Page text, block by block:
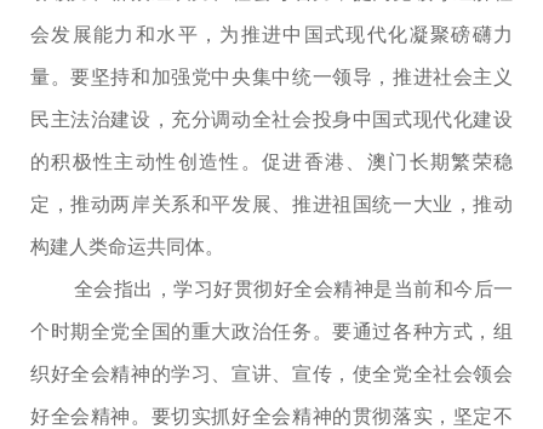
会发展能力和水平，为推进中国式现代化凝聚磅礴力
量。要坚持和加强党中央集中统一领导，推进社会主义
民主法治建设，充分调动全社会投身中国式现代化建设
的积极性主动性创造性。促进香港、澳门长期繁荣稳
定，推动两岸关系和平发展、推进祖国统一大业，推动
构建人类命运共同体。
全会指出，学习好贯彻好全会精神是当前和今后一
个时期全党全国的重大政治任务。要通过各种方式，组
织好全会精神的学习、宣讲、宣传，使全党全社会领会
好全会精神。要切实抓好全会精神的贯彻落实，坚定不